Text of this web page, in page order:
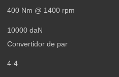
400 Nm @ 1400 rpm
10000 daN
Convertidor de par
4-4